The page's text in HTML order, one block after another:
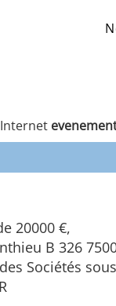
20000 €,
B 326
Sociétés